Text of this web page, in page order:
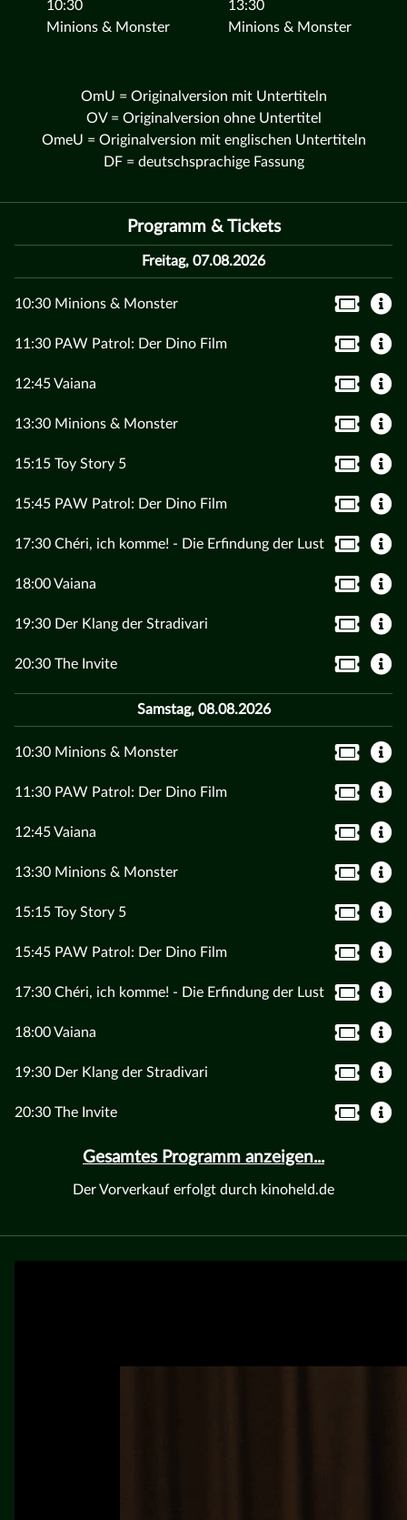
10:30
Minions & Monster
13:30
Minions & Monster
OmU = Originalversion mit Untertiteln
OV = Originalversion ohne Untertitel
OmeU = Originalversion mit englischen Untertiteln
DF = deutschsprachige Fassung
Programm & Tickets
Freitag, 07.08.2026
10:30 Minions & Monster
11:30 PAW Patrol: Der Dino Film
12:45 Vaiana
13:30 Minions & Monster
15:15 Toy Story 5
15:45 PAW Patrol: Der Dino Film
17:30 Chéri, ich komme! - Die Erfindung der Lust
18:00 Vaiana
19:30 Der Klang der Stradivari
20:30 The Invite
Samstag, 08.08.2026
10:30 Minions & Monster
11:30 PAW Patrol: Der Dino Film
12:45 Vaiana
13:30 Minions & Monster
15:15 Toy Story 5
15:45 PAW Patrol: Der Dino Film
17:30 Chéri, ich komme! - Die Erfindung der Lust
18:00 Vaiana
19:30 Der Klang der Stradivari
20:30 The Invite
Gesamtes Programm anzeigen...
Der Vorverkauf erfolgt durch kinoheld.de